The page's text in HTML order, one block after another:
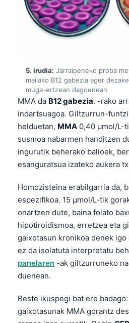
5. irudia: Jarraipeneko proba
mailako B12 gabezia ager
muga-ertzean dagoenean
MMA da B12 gabezia. -rako
indartsuagoa. Giltzurrun-
helduetan, MMA 0,40 µmol/L-
susmoa nabarmen handitzen
ingurutik beherako balioek,
esanguratsua izateko aukera
Homozisteina erabilgarria da,
espezifikoa. 15 µmol/L-tik
onartzen dute, baina folato
hipotiroidismoa, erretzea eta
gaixotasun kronikoa denek
ez da isolatuta interpretatu
panelaren -ak giltzurruneko
duenean.
Beste ikuspegi bat ere
gaixotasunak MMA gorantz
Occitan
Afrikaans
ພາສາລາວ
Basa Jawa
ئۇيغۇرچە
Татар теле
Беларуская мова
Esperanto
Frysk
Ślōnskŏ gŏdka
Norsk bokmål